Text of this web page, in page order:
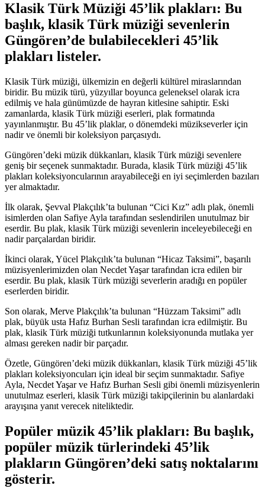
Klasik Türk Müziği 45’lik plakları: Bu
başlık, klasik Türk müziği sevenlerin
Güngören’de bulabilecekleri 45’lik
plakları listeler.
Klasik Türk müziği, ülkemizin en değerli kültürel miraslarından
biridir. Bu müzik türü, yüzyıllar boyunca geleneksel olarak icra
edilmiş ve hala günümüzde de hayran kitlesine sahiptir. Eski
zamanlarda, klasik Türk müziği eserleri, plak formatında
yayınlanmıştır. Bu 45’lik plaklar, o dönemdeki müzikseverler için
nadir ve önemli bir koleksiyon parçasıydı.
Güngören’deki müzik dükkanları, klasik Türk müziği sevenlere
geniş bir seçenek sunmaktadır. Burada, klasik Türk müziği 45’lik
plakları koleksiyoncularının arayabileceği en iyi seçimlerden bazıları
yer almaktadır.
İlk olarak, Şevval Plakçılık’ta bulunan “Cici Kız” adlı plak, önemli
isimlerden olan Safiye Ayla tarafından seslendirilen unutulmaz bir
eserdir. Bu plak, klasik Türk müziği sevenlerin inceleyebileceği en
nadir parçalardan biridir.
İkinci olarak, Yücel Plakçılık’ta bulunan “Hicaz Taksimi”, başarılı
müzisyenlerimizden olan Necdet Yaşar tarafından icra edilen bir
eserdir. Bu plak, klasik Türk müziği severlerin aradığı en popüler
eserlerden biridir.
Son olarak, Merve Plakçılık’ta bulunan “Hüzzam Taksimi” adlı
plak, büyük usta Hafız Burhan Sesli tarafından icra edilmiştir. Bu
plak, klasik Türk müziği tutkunlarının koleksiyonunda mutlaka yer
alması gereken nadir bir parçadır.
Özetle, Güngören’deki müzik dükkanları, klasik Türk müziği 45’lik
plakları koleksiyoncuları için ideal bir seçim sunmaktadır. Safiye
Ayla, Necdet Yaşar ve Hafız Burhan Sesli gibi önemli müzisyenlerin
unutulmaz eserleri, klasik Türk müziği takipçilerinin bu alanlardaki
arayışına yanıt verecek niteliktedir.
Popüler müzik 45’lik plakları: Bu başlık,
popüler müzik türlerindeki 45’lik
plakların Güngören’deki satış noktalarını
gösterir.